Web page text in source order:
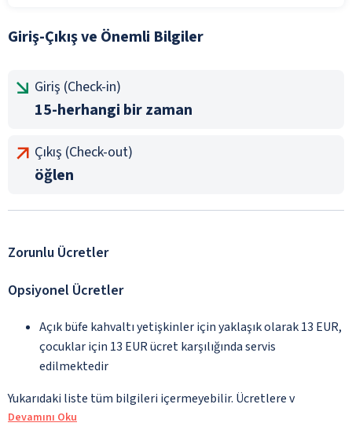
Giriş-Çıkış ve Önemli Bilgiler
Giriş (Check-in)
15-herhangi bir zaman
Çıkış (Check-out)
öğlen
Zorunlu Ücretler
Opsiyonel Ücretler
Açık büfe kahvaltı yetişkinler için yaklaşık olarak 13 EUR,
çocuklar için 13 EUR ücret karşılığında servis
edilmektedir
Yukarıdaki liste tüm bilgileri içermeyebilir. Ücretlere v
Devamını Oku